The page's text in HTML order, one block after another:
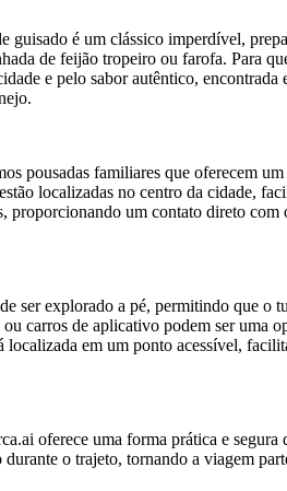
guisado é um clássico imperdível,
de feijão tropeiro ou farofa. Para
e pelo sabor autêntico, encontrada
pousadas familiares que oferecem
localizadas no centro da cidade,
proporcionando um contato direto
ser explorado a pé, permitindo que o
carros de aplicativo podem ser uma
localizada em um ponto acessível,
oferece uma forma prática e segura
o trajeto, tornando a viagem